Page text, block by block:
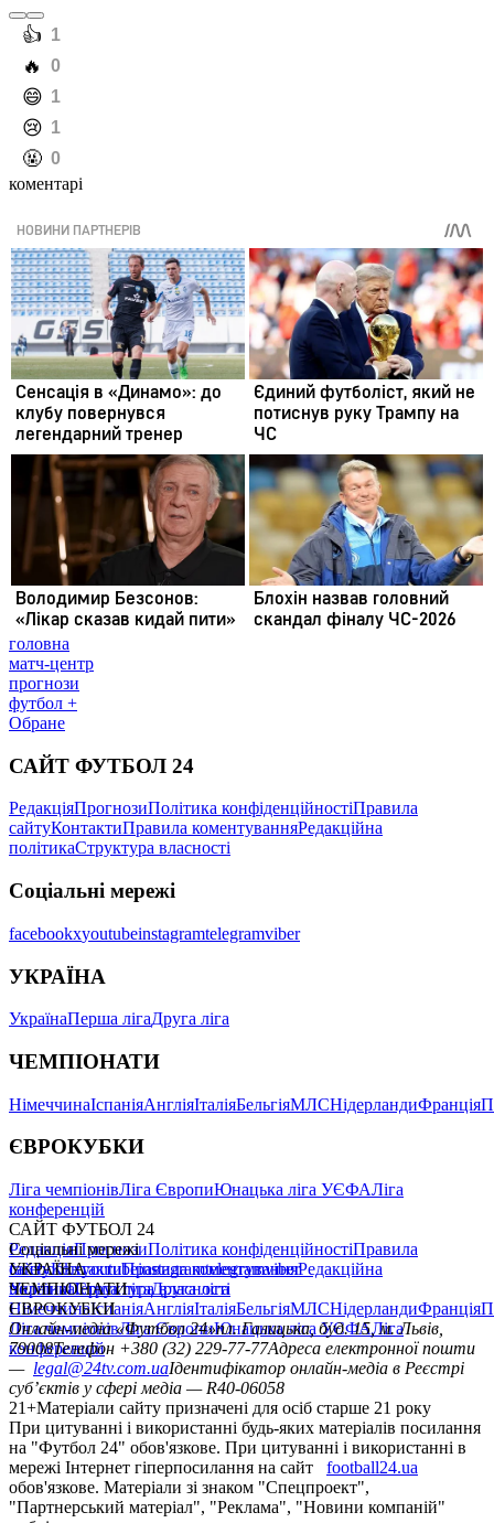
️👍 1
️🔥 0
️😄 1
️😢 1
️🤬 0
коментарі
головна
матч-центр
прогнози
футбол +
Обране
САЙТ ФУТБОЛ 24
РедакціяПрогнозиПолітика конфіденційностіПравила
сайтуКонтактиПравила коментуванняРедакційна
політикаСтруктура власності
Соціальні мережі
facebookxyoutubeinstagramtelegramviber
УКРАЇНА
УкраїнаПерша лігаДруга ліга
ЧЕМПІОНАТИ
НімеччинаІспаніяАнгліяІталіяБельгіяМЛСНідерландиФранція
ЄВРОКУБКИ
Ліга чемпіонівЛіга ЄвропиЮнацька ліга УЄФАЛіга
конференцій
САЙТ ФУТБОЛ 24
РедакціяПрогнозиПолітика конфіденційностіПравила
сайтуКонтактиПравила коментуванняРедакційна
політикаСтруктура власності
Соціальні мережі
facebookxyoutubeinstagramtelegramviber
УКРАЇНА
УкраїнаПерша лігаДруга ліга
ЧЕМПІОНАТИ
НімеччинаІспаніяАнгліяІталіяБельгіяМЛСНідерландиФранція
ЄВРОКУБКИ
Ліга чемпіонівЛіга ЄвропиЮнацька ліга УЄФАЛіга
конференцій
Онлайн-медіа «Футбол 24»пл. Галицька, буд. 15, м. Львів,
79008Телефон +380 (32) 229-77-77Адреса електронної пошти
— legal@24tv.com.uaІдентифікатор онлайн-медіа в Реєстрі
суб’єктів у сфері медіа — R40-06058
21+Матеріали сайту призначені для осіб старше 21 року
При цитуванні і використанні будь-яких матеріалів посилання
на "Футбол 24" обов'язкове. При цитуванні і використанні в
мережі Інтернет гіперпосилання на сайт
football24.ua
обов'язкове. Матеріали зі знаком "Спецпроект",
"Партнерський матеріал", "Реклама", "Новини компаній"